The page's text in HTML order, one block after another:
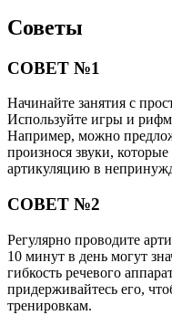
Советы
СОВЕТ №1
Начинайте занятия с
Используйте игры и
Например, можно
произнося звуки,
артикуляцию в
СОВЕТ №2
Регулярно проводите
10 минут в день могут
гибкость речевого
придерживайтесь его,
тренировкам.